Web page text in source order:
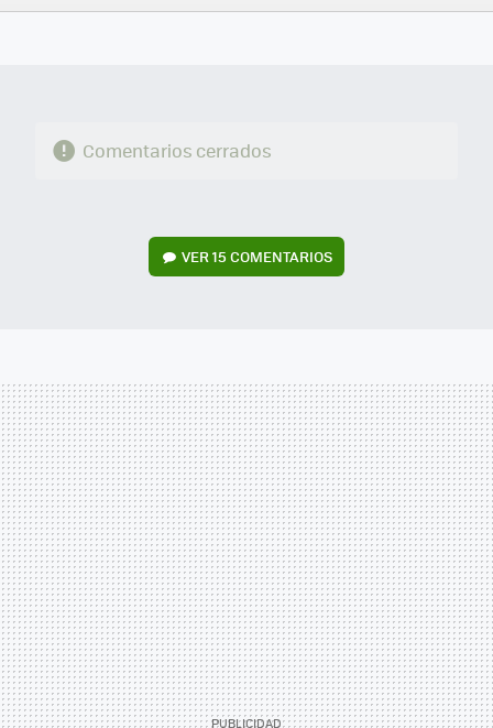
FACEBOOK
TWITTERFLIPBOARD
E-
WHATSAPP
Comentarios cerrados
VER15 COMENTARIOS